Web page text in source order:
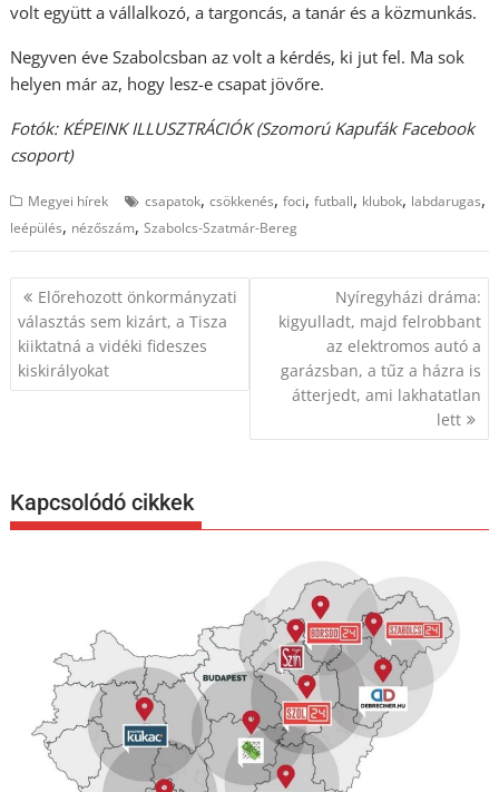
volt együtt a vállalkozó, a targoncás, a tanár és a közmunkás.
Negyven éve Szabolcsban az volt a kérdés, ki jut fel. Ma sok
helyen már az, hogy lesz-e csapat jövőre.
Fotók: KÉPEINK ILLUSZTRÁCIÓK (Szomorú Kapufák Facebook
csoport)
Megyei hírek csapatok,csökkenés,foci,futball, klubok, labdarugas,
leépülés, nézőszám,Szabolcs-Szatmár-Bereg
Bejegyzés
navigáció
Előrehozott önkormányzati
választás sem kizárt, a Tisza
kiiktatná a vidéki fideszes
kiskirályokat
Nyíregyházi dráma:
kigyulladt, majd felrobbant
az elektromos autó a
garázsban, a tűz a házra is
átterjedt, ami lakhatatlan
lett
Kapcsolódó cikkek